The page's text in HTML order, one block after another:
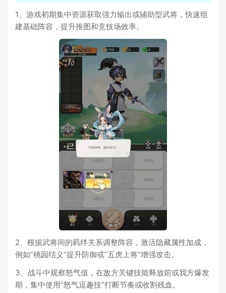
1、游戏初期集中资源获取强力输出或辅助型武将，快速组
建基础阵容，提升推图和竞技场效率。
2、根据武将间的羁绊关系调整阵容，激活隐藏属性加成，
例如“桃园结义”提升防御或“五虎上将”增强攻击。
3、战斗中观察怒气值，在敌方关键技能释放前或我方爆发
期，集中使用“怒气逗趣技”打断节奏或收割残血。